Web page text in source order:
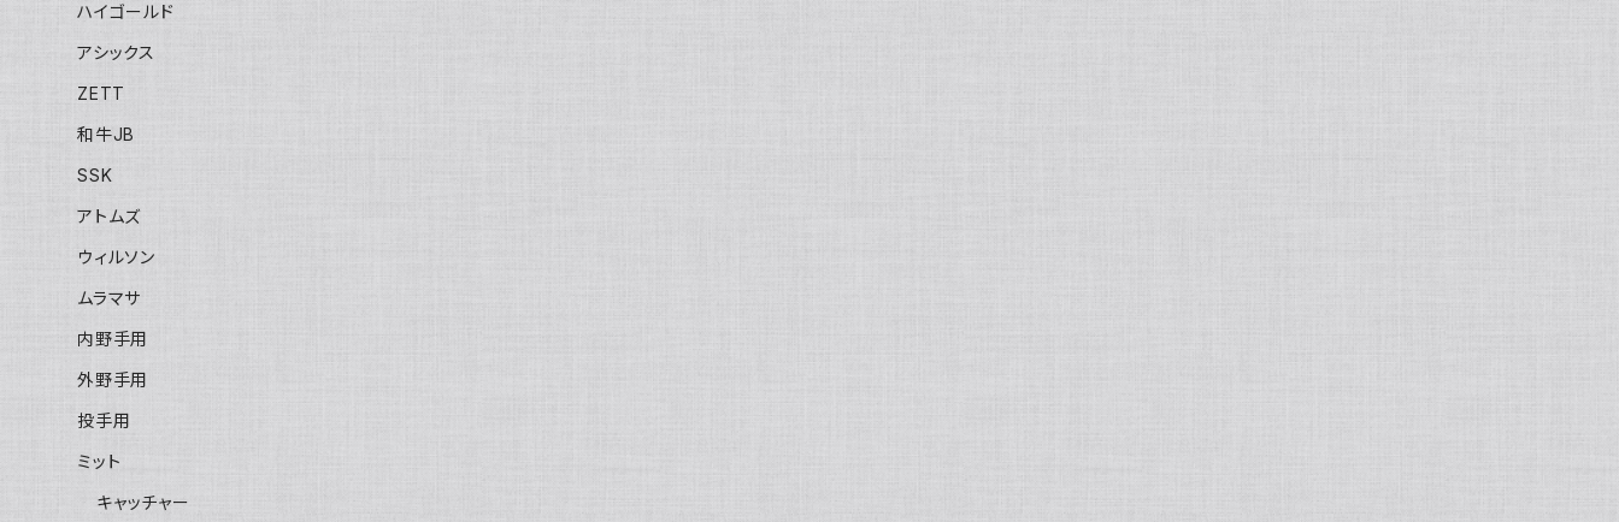
ハイゴールド
アシックス
ZETT
和牛JB
SSK
アトムズ
ウィルソン
ムラマサ
内野手用
外野手用
投手用
ミット
キャッチャー